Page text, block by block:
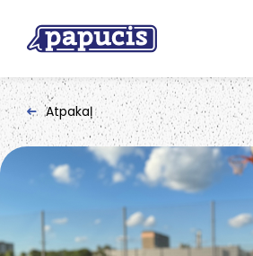
Atpakaļ